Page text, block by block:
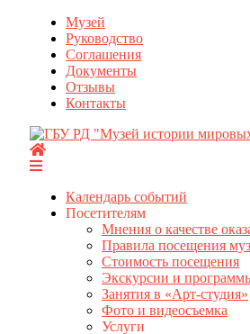
Перейти
содержимому
Музей
Руководство
Соглашения
Документы
Отзывы
Контакты
Календарь событий
Посетителям
Мнения о качестве
Правила посещения
Стоимость посещения
Экскурсии и
Занятия в «Арт-студия»
Фото и видеосъемка
Услуги